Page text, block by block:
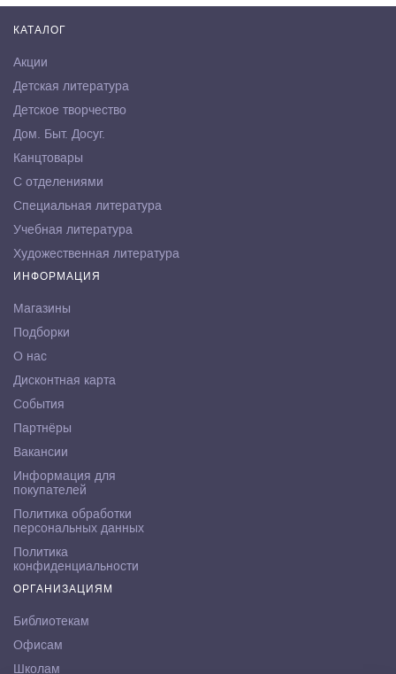
КАТАЛОГ
Акции
Детская литература
Детское творчество
Дом. Быт. Досуг.
Канцтовары
С отделениями
Специальная литература
Учебная литература
Художественная литература
ИНФОРМАЦИЯ
Магазины
Подборки
О нас
Дисконтная карта
События
Партнёры
Вакансии
Информация для
покупателей
Политика обработки
персональных данных
Политика
конфиденциальности
ОРГАНИЗАЦИЯМ
Библиотекам
Офисам
Школам